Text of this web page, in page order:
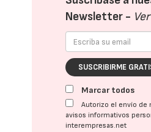
Newsletter -
SUSCRIBIRME
Marcar todos
Autorizo el envío de
avisos informativos
interempresas.net